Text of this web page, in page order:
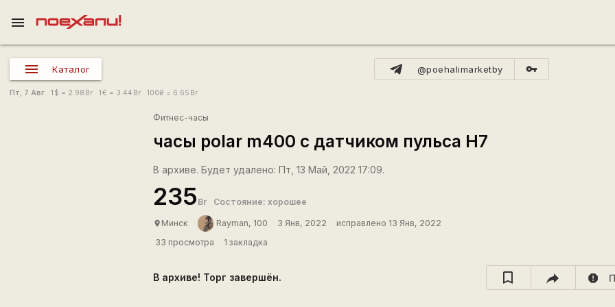
menu
Каталог @poehalimarketby vpn_key
Пт, 7 Авг 1 $ = 2.98 Br 1€ = 3.44 Br 100₴ = 6.65 Br
Фитнес-часы
часы polar m400 с датчиком пульса H7
В архиве. Будет удалено: Пт, 13 Май, 2022 17:09.
235 Br Состояние: хорошее
place Минск Rаyman, 100 3 Янв, 2022
исправлено 13 Янв, 2022
33 просмотра
1 закладка
В архиве! Торг завершён. report